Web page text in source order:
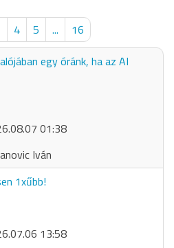
4 5 ...
16
egy óránk, ha az AI
01:38
Iván
1xűbb!
13:58